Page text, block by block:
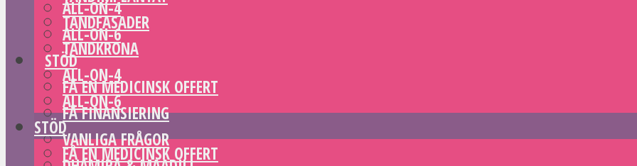
ALL-ON-4
ALL-ON-6
STÖD
FÅ EN MEDICINSK OFFERT
FÅ FINANSIERING
VANLIGA FRÅGOR
TANDFASADER
TANDKRONA
ALL-ON-4
ALL-ON-6
STÖD
FÅ EN MEDICINSK OFFERT